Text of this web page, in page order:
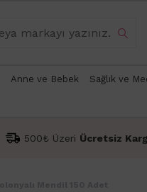
Anne ve Bebek Sağlık ve
500₺ Üzeri Ücretsiz